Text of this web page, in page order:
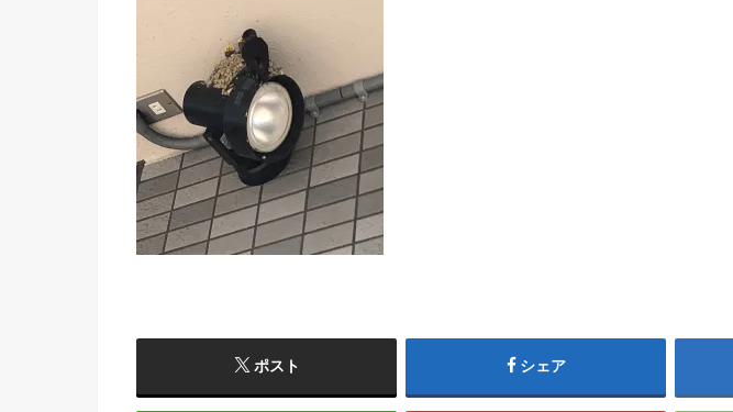
ポスト シェア